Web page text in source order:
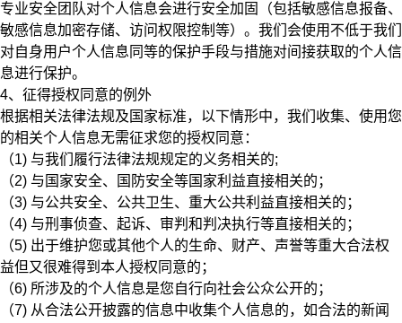
专业安全团队对个人信息会进行安全加固（包括敏感信息报备、
敏感信息加密存储、访问权限控制等）。我们会使用不低于我们
对自身用户个人信息同等的保护手段与措施对间接获取的个人信
息进行保护。
4、征得授权同意的例外
根据相关法律法规及国家标准，以下情形中，我们收集、使用您
的相关个人信息无需征求您的授权同意：
（1) 与我们履行法律法规规定的义务相关的;
（2) 与国家安全、国防安全等国家利益直接相关的；
（3) 与公共安全、公共卫生、重大公共利益直接相关的；
（4) 与刑事侦查、起诉、审判和判决执行等直接相关的；
（5) 出于维护您或其他个人的生命、财产、声誉等重大合法权
益但又很难得到本人授权同意的；
（6) 所涉及的个人信息是您自行向社会公众公开的；
（7) 从合法公开披露的信息中收集个人信息的，如合法的新闻